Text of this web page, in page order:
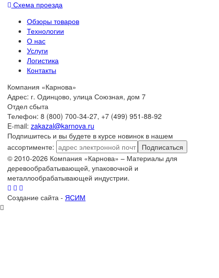
Схема проезда
Обзоры товаров
Технологии
О нас
Услуги
Логистика
Контакты
Компания «Карнова»
Адрес: г. Одинцово, улица Союзная, дом 7
Отдел сбыта
Телефон: 8 (800) 700-34-27, +7 (499) 951-88-92
E-mail: zakazal@karnova.ru
Подпишитесь и вы будете в курсе новинок в нашем
ассортименте:
Подписаться
© 2010-2026 Компания «Карнова» – Материалы для
деревообрабатывающей, упаковочной и
металлообрабатывающей индустрии.
Создание сайта - ЯСИМ